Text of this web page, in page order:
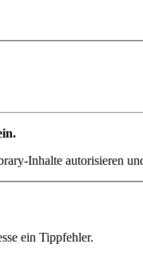
Inhalte autorisieren
ein Tippfehler.